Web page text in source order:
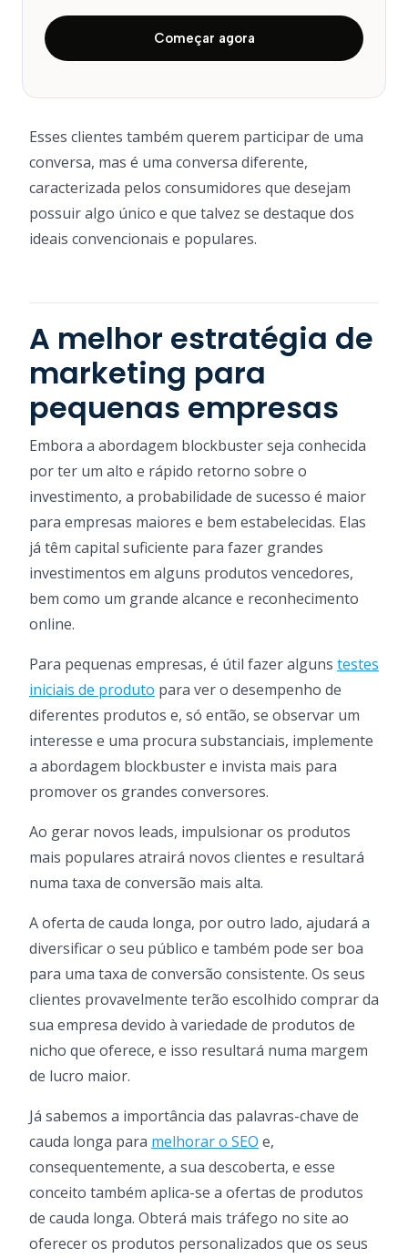
Começar agora
Esses clientes também querem participar de uma
conversa, mas é uma conversa diferente,
caracterizada pelos consumidores que desejam
possuir algo único e que talvez se destaque dos
ideais convencionais e populares.
A melhor estratégia de
marketing para
pequenas empresas
Embora a abordagem blockbuster seja conhecida
por ter um alto e rápido retorno sobre o
investimento, a probabilidade de sucesso é maior
para empresas maiores e bem estabelecidas. Elas
já têm capital suficiente para fazer grandes
investimentos em alguns produtos vencedores,
bem como um grande alcance e reconhecimento
online.
Para pequenas empresas, é útil fazer alguns testes
iniciais de produto para ver o desempenho de
diferentes produtos e, só então, se observar um
interesse e uma procura substanciais, implemente
a abordagem blockbuster e invista mais para
promover os grandes conversores.
Ao gerar novos leads, impulsionar os produtos
mais populares atrairá novos clientes e resultará
numa taxa de conversão mais alta.
A oferta de cauda longa, por outro lado, ajudará a
diversificar o seu público e também pode ser boa
para uma taxa de conversão consistente. Os seus
clientes provavelmente terão escolhido comprar da
sua empresa devido à variedade de produtos de
nicho que oferece, e isso resultará numa margem
de lucro maior.
Já sabemos a importância das palavras-chave de
cauda longa para melhorar o SEO e,
consequentemente, a sua descoberta, e esse
conceito também aplica-se a ofertas de produtos
de cauda longa. Obterá mais tráfego no site ao
oferecer os produtos personalizados que os seus